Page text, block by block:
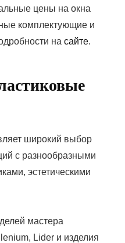
цены на окна
комплектующие и
на сайте.
широкий выбор
с разнообразными
эстетическими
мастера
Lider и изделия